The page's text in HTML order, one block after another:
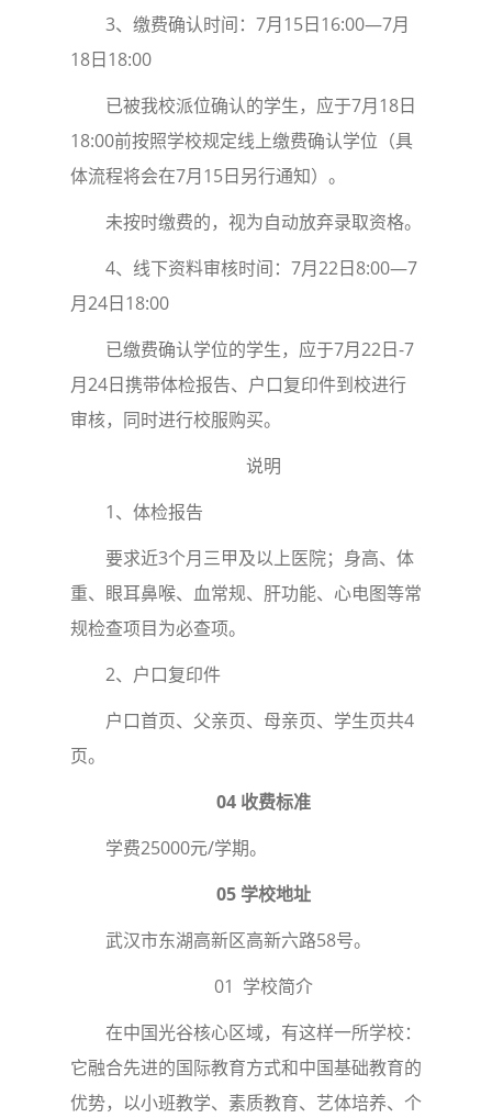
3、缴费确认时间：7月15日16:00—7月
18日18:00
已被我校派位确认的学生，应于7月18日
18:00前按照学校规定线上缴费确认学位（具
体流程将会在7月15日另行通知）。
未按时缴费的，视为自动放弃录取资格。
4、线下资料审核时间：7月22日8:00—7
月24日18:00
已缴费确认学位的学生，应于7月22日-7
月24日携带体检报告、户口复印件到校进行
审核，同时进行校服购买。
说明
1、体检报告
要求近3个月三甲及以上医院；身高、体
重、眼耳鼻喉、血常规、肝功能、心电图等常
规检查项目为必查项。
2、户口复印件
户口首页、父亲页、母亲页、学生页共4
页。
04 收费标准
学费25000元/学期。
05 学校地址
武汉市东湖高新区高新六路58号。
01 学校简介
在中国光谷核心区域，有这样一所学校：
它融合先进的国际教育方式和中国基础教育的
优势，以小班教学、素质教育、艺体培养、个